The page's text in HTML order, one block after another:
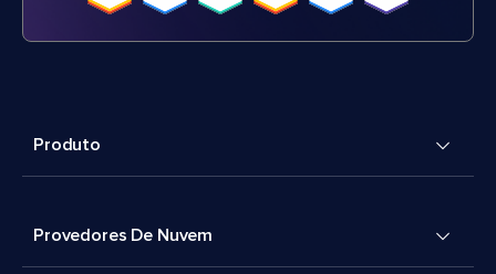
Produto
Provedores De Nuvem